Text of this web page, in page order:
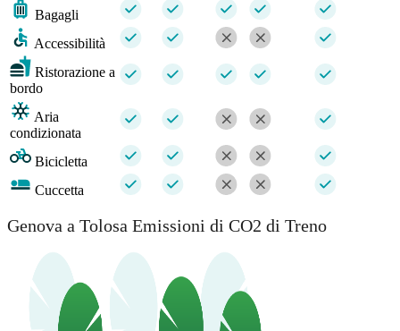
Bagagli
Accessibilità
Ristorazione a
bordo
Aria
condizionata
Bicicletta
Cuccetta
Genova a Tolosa Emissioni di CO2 di Treno